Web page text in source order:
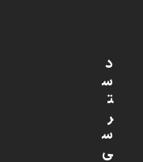
د
س
ت
ر
س
ی